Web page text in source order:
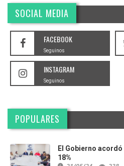
SOCIAL MEDIA
FACEBOOK
Seguinos
INSTAGRAM
Seguinos
POPULARES
El Gobierno acordó
18%